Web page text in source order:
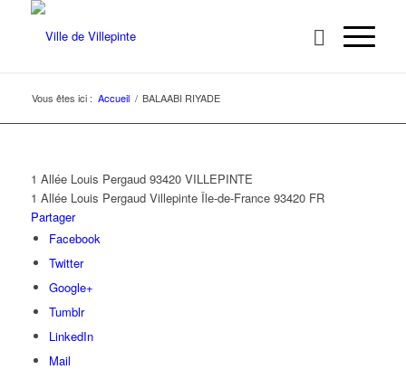
Vous êtes ici : Accueil / BALAABI RIYADE
1 Allée Louis Pergaud 93420 VILLEPINTE
1 Allée Louis Pergaud Villepinte Île-de-France 93420 FR
Partager
Facebook
Twitter
Google+
Tumblr
LinkedIn
Mail